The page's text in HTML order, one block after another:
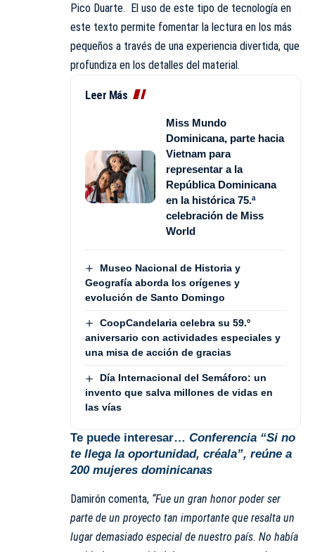
Pico Duarte. El uso de este tipo de tecnología en
este texto permite fomentar la lectura en los más
pequeños a través de una experiencia divertida, que
profundiza en los detalles del material.
Leer Más
Miss Mundo
Dominicana, parte hacia
Vietnam para
representar a la
República Dominicana
en la histórica 75.ª
celebración de Miss
World
Museo Nacional de Historia y
Geografía aborda los orígenes y
evolución de Santo Domingo
CoopCandelaria celebra su 59.º
aniversario con actividades especiales y
una misa de acción de gracias
Día Internacional del Semáforo: un
invento que salva millones de vidas en
las vías
Te puede interesar… Conferencia “Si no
te llega la oportunidad, créala”, reúne a
200 mujeres dominicanas
Damirón comenta, “Fue un gran honor poder ser
parte de un proyecto tan importante que resalta un
lugar demasiado especial de nuestro país. No había